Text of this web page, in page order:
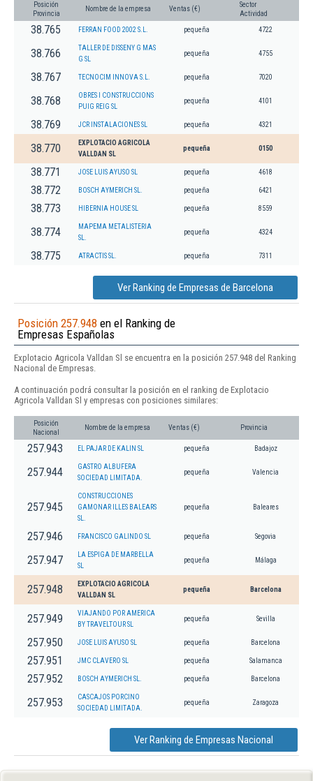
Posición
Provincia
Nombre de la empresa Ventas (€)
Sector
Actividad
38.765 FERRAN FOOD 2002 S.L. pequeña 4722
38.766
TALLER DE DISSENY G MAS
G SL
pequeña 4755
38.767 TECNOCIM INNOVA S.L. pequeña 7020
38.768
OBRES I CONSTRUCCIONS
PUIG REIG SL
pequeña 4101
38.769 JCR INSTALACIONES SL pequeña 4321
38.770
EXPLOTACIO AGRICOLA
VALLDAN SL
pequeña 0150
38.771 JOSE LUIS AYUSO SL pequeña 4618
38.772 BOSCH AYMERICH SL. pequeña 6421
38.773 HIBERNIA HOUSE SL pequeña 8559
38.774
MAPEMA METALISTERIA
SL.
pequeña 4324
38.775 ATRACTIS SL. pequeña 7311
Ver Ranking de Empresas de Barcelona
Posición 257.948 en el Ranking de
Empresas Españolas
Explotacio Agricola Valldan Sl se encuentra en la posición 257.948 del Ranking
Nacional de Empresas.
A continuación podrá consultar la posición en el ranking de Explotacio
Agricola Valldan Sl y empresas con posiciones similares:
Posición
Nacional
Nombre de la empresa Ventas (€) Provincia
257.943 EL PAJAR DE KALIN SL pequeña Badajoz
257.944
GASTRO ALBUFERA
SOCIEDAD LIMITADA.
pequeña Valencia
257.945
CONSTRUCCIONES
GAMONAR ILLES BALEARS
SL.
pequeña Baleares
257.946 FRANCISCO GALINDO SL pequeña Segovia
257.947
LA ESPIGA DE MARBELLA
SL
pequeña Málaga
257.948
EXPLOTACIO AGRICOLA
VALLDAN SL
pequeña Barcelona
257.949
VIAJANDO POR AMERICA
BY TRAVELTOUR SL
pequeña Sevilla
257.950 JOSE LUIS AYUSO SL pequeña Barcelona
257.951 JMC CLAVERO SL pequeña Salamanca
257.952 BOSCH AYMERICH SL. pequeña Barcelona
257.953
CASCAJOS PORCINO
SOCIEDAD LIMITADA.
pequeña Zaragoza
Ver Ranking de Empresas Nacional